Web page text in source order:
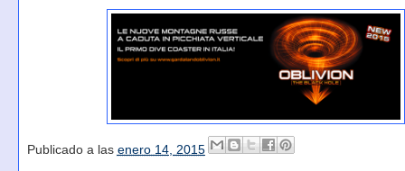
Publicado a las enero 14, 2015